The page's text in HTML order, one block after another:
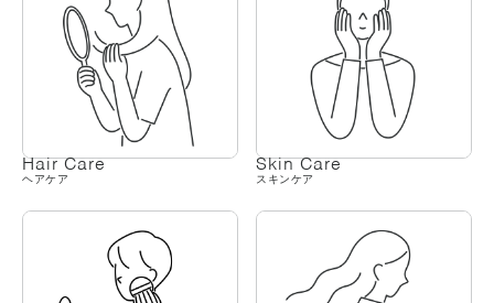
Hair Care
ヘアケア
Skin Care
スキンケア